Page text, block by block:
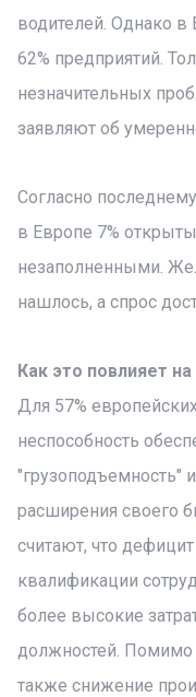
водителей. Однако в
62% предприятий.
незначительных
заявляют об
Согласно
в Европе 7%
незаполненными.
нашлось, а спрос
Как это повлияет
Для 57%
неспособность
"грузоподъемность"
расширения своего
считают, что
квалификации
более высокие
должностей. Помимо
также снижение